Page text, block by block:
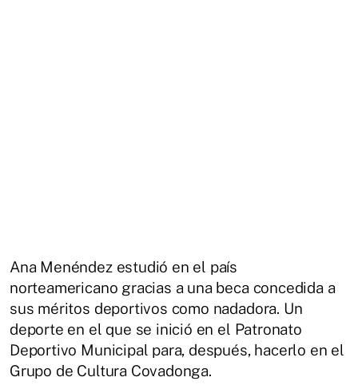
Ana Menéndez estudió en el país
norteamericano gracias a una beca concedida a
sus méritos deportivos como nadadora. Un
deporte en el que se inició en el Patronato
Deportivo Municipal para, después, hacerlo en el
Grupo de Cultura Covadonga.